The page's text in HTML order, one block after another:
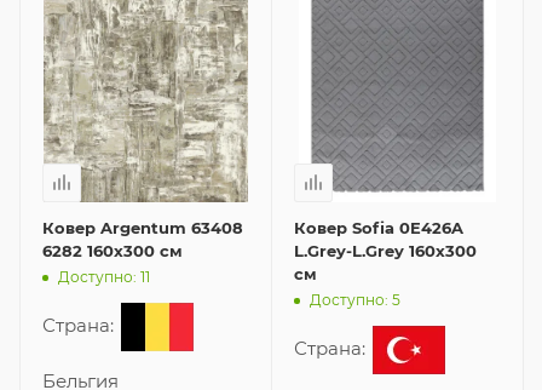
Ковер Argentum 63408
6282 160x300 см
Доступно: 11
Страна:
Бельгия
Ковер Sofia 0E426A
L.Grey-L.Grey 160x300
см
Доступно: 5
Страна: